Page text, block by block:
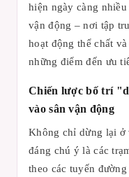
hiện ngày càng
vận động – nơi tập
hoạt động thể chất
những điểm đến ưu
Chiến lược bố trí
vào sân vận động
Không chỉ dừng lại ở
đáng chú ý là các
theo các tuyến